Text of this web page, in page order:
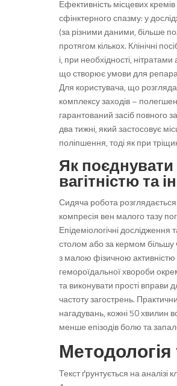
Ефективність місцевих
сфінктерного спазму: у
(за різними даними, більше
протягом кількох. Клінічні
і, при необхідності,
що створює умови для
Для користувача, що
комплексу заходів –
гарантований засіб повного
два тижні, який застосовує
поліпшення, тоді як при
Як
вагітністю та
Сидяча робота
компресія вен малого тазу
Епідеміологічні
столом або за кермом більшу
з малою фізичною
гемороїдальної хвороби
та виконувати прості вправи
частоту загострень.
нагадувань, кожні 50 хвилин
менше епізодів болю та
Текст ґрунтується на аналізі